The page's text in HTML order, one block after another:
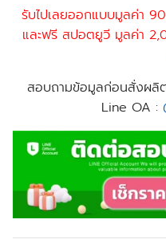
รับไปเลยออกแบบมูลค่า
และฟรี สปอตยูวี มูลค่า
สอบถามข้อมูลก่อนสั่งผลิ
Line OA :